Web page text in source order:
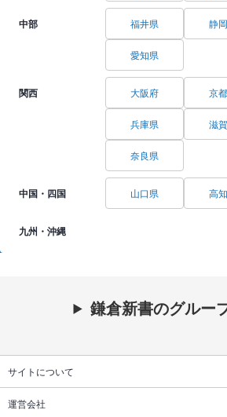
中部 福井県 静
愛知県
関西 大阪府 京
兵庫県 滋
奈良県
中国・四国 山口県 高
九州・沖縄
鎌倉新書のグルー
サイトについて
運営会社